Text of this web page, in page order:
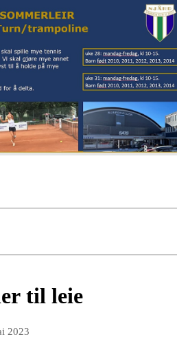
til leie
2023